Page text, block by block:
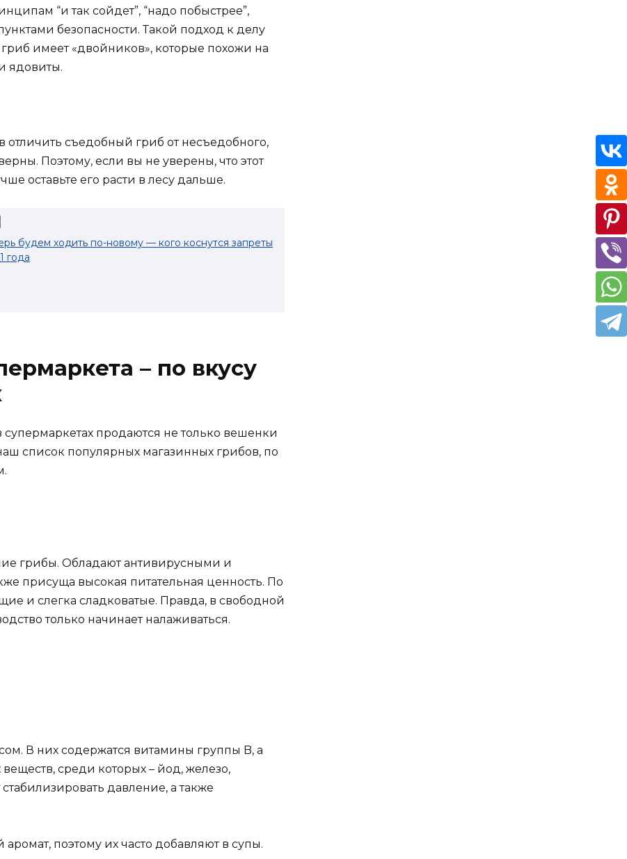
“и так сойдет”, “надо побыстрее”,
безопасности. Такой подход к делу
имеет «двойников», которые похожи на
ядовиты.
съедобный гриб от несъедобного,
Поэтому, если вы не уверены, что этот
оставьте его расти в лесу дальше.
будем ходить по-новому — кого коснутся запреты
года
– по вкусу
продаются не только вешенки
список популярных магазинных грибов, по
грибы. Обладают антивирусными и
присуща высокая питательная ценность. По
и слегка сладковатые. Правда, в свободной
только начинает налаживаться.
В них содержатся витамины группы B, а
среди которых – йод, железо,
давление, а также
поэтому их часто добавляют в супы.